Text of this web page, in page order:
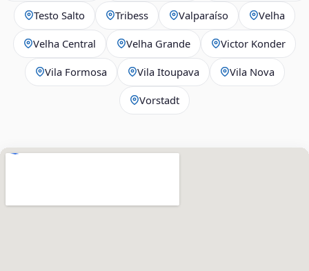
Testo Salto Tribess Valparaíso Velha
Velha Central Velha Grande Victor Konder
Vila Formosa Vila Itoupava Vila Nova
Vorstadt